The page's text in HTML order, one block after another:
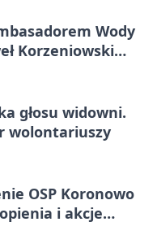
Wody
Korzeniowski
głosu widowni.
wolontariuszy
OSP Koronowo
i akcje